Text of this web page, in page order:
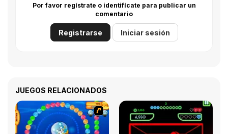
Por favor regístrate o identifícate para publicar un
comentario
Registrarse Iniciar sesión
JUEGOS RELACIONADOS